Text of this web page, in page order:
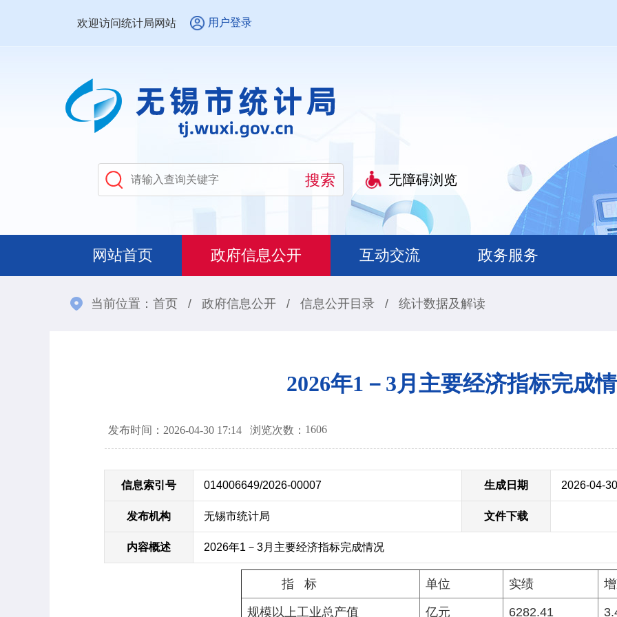
欢迎访问统计局网站 用户登录
无障碍浏览
网站首页 政府信息公开 互动交流 政务服务
当前位置： 首页 / 政府信息公开 / 信息公开目录 / 统计数据及解读
2026年1－3月主要经济指标完成
发布时间：2026-04-30 17:14 浏览次数： 1606
信息索引号 014006649/2026-00007 生成日期 2026-04-30
发布机构 无锡市统计局 文件下载
内容概述 2026年1－3月主要经济指标完成情况
指 标 单位 实绩
规模以上工业总产值 亿元 6282.41